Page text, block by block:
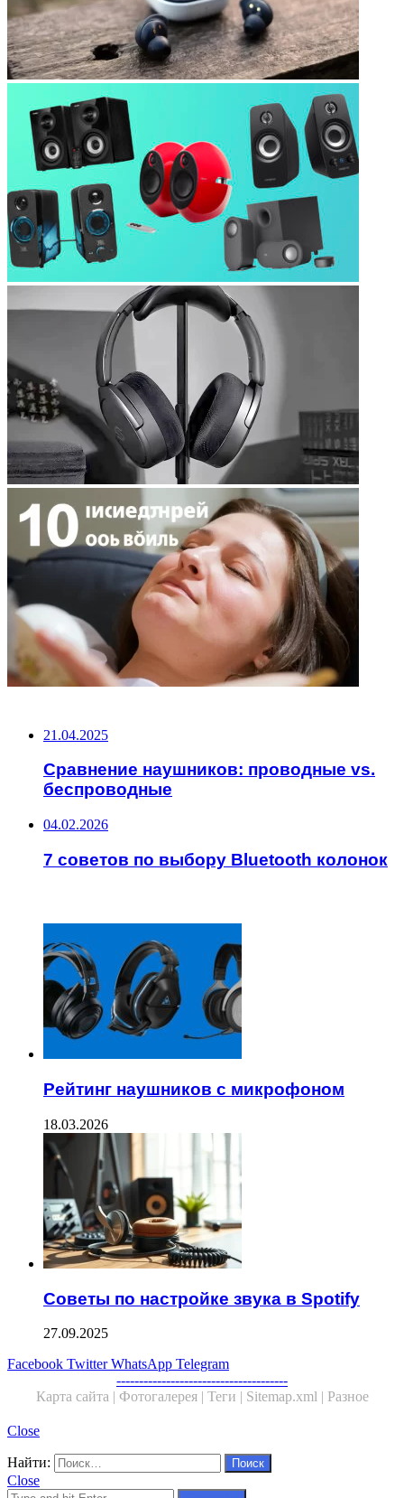
21.04.2025
Сравнение наушников: проводные vs.
беспроводные
04.02.2026
7 советов по выбору Bluetooth колонок
Рейтинг наушников с микрофоном
18.03.2026
Советы по настройке звука в Spotify
27.09.2025
Facebook Twitter WhatsApp Telegram
--------------------------------------
Карта сайта | Фотогалерея | Теги | Sitemap.xml | Разное
Close
Найти:
Close